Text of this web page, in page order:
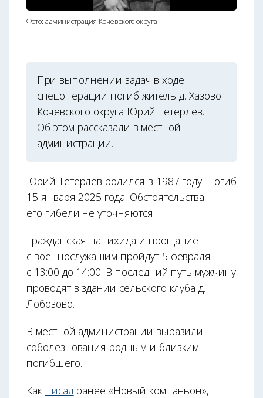
Фото: администрация Кочёвского округа
При выполнении задач в ходе
спецоперации погиб житель д. Хазово
Кочёвского округа Юрий Тетерлев.
Об этом рассказали в местной
администрации.
Юрий Тетерлев родился в 1987 году. Погиб
15 января 2025 года. Обстоятельства
его гибели не уточняются.
Гражданская панихида и прощание
с военнослужащим пройдут 5 февраля
с 13:00 до 14:00. В последний путь мужчину
проводят в здании сельского клуба д.
Лобозово.
В местной администрации выразили
соболезнования родным и близким
погибшего.
Как писал ранее «Новый компаньон»,